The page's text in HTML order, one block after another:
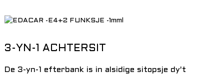
3-YN-1 ACHTERSIT
De 3-yn-1 efterbank is in alsidige sitopsje dy't